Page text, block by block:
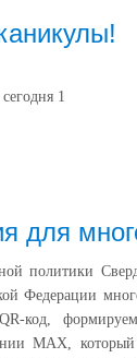
сегодня 1
для
политики
Федерации
QR-код,
MAX,